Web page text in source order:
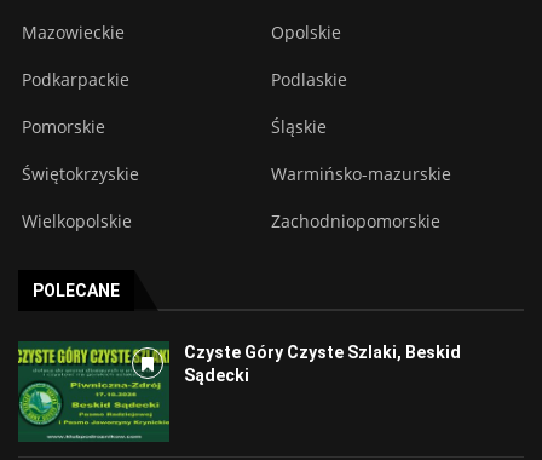
Mazowieckie Opolskie
Podkarpackie Podlaskie
Pomorskie Śląskie
Świętokrzyskie Warmińsko-mazurskie
Wielkopolskie Zachodniopomorskie
POLECANE
Czyste Góry Czyste Szlaki, Beskid
Sądecki